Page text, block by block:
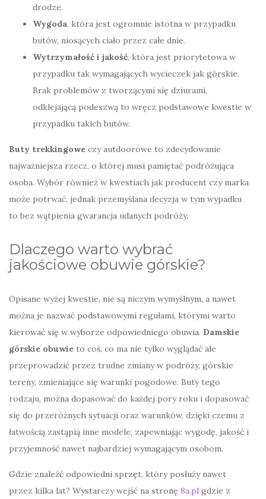
drodze.
Wygoda, która jest ogromnie istotna w przypadku
butów, niosących ciało przez całe dnie.
Wytrzymałość i jakość, która jest priorytetowa w
przypadku tak wymagających wycieczek jak górskie.
Brak problemów z tworzącymi się dziurami,
odklejającą podeszwą to wręcz podstawowe kwestie w
przypadku takich butów.
Buty trekkingowe czy autdoorowe to zdecydowanie
najważniejsza rzecz, o której musi pamiętać podróżująca
osoba. Wybór również w kwestiach jak producent czy marka
może potrwać, jednak przemyślana decyzja w tym wypadku
to bez wątpienia gwarancja udanych podróży.
Dlaczego warto wybrać
jakościowe obuwie górskie?
Opisane wyżej kwestie, nie są niczym wymyślnym, a nawet
można je nazwać podstawowymi regułami, którymi warto
kierować się w wyborze odpowiedniego obuwia. Damskie
górskie obuwie to coś, co ma nie tylko wyglądać ale
przeprowadzić przez trudne zmiany w podróży, górskie
tereny, zmieniające się warunki pogodowe. Buty tego
rodzaju, można dopasować do każdej pory roku i dopasować
się do przeróżnych sytuacji oraz warunków, dzięki czemu z
łatwością zastąpią inne modele, zapewniając wygodę, jakość i
przyjemność nawet najbardziej wymagającym osobom.
Gdzie znaleźć odpowiedni sprzęt, który posłuży nawet
przez kilka lat? Wystarczy wejść na stronę 8a.pl gdzie z